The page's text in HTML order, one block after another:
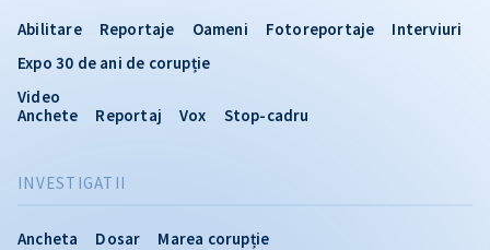
INVESTIGATII
Ancheta Dosar
Marea corupție
Abilitare Reportaje Oameni Fotoreportaje
Interviuri
Expo 30 de ani de corupție
Video
Anchete
Reportaj Vox Stop-cadru